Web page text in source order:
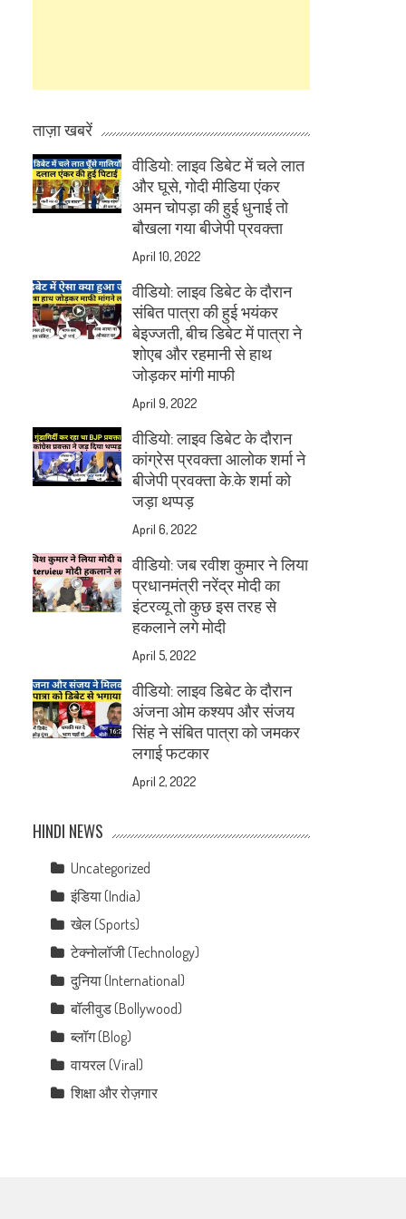
ताज़ा खबरें
वीडियो: लाइव डिबेट में चले लात
और घूसे, गोदी मीडिया एंकर
अमन चोपड़ा की हुई धुनाई तो
बौखला गया बीजेपी प्रवक्ता
April 10, 2022
वीडियो: लाइव डिबेट के दौरान
संबित पात्रा की हुई भयंकर
बेइज्जती, बीच डिबेट में पात्रा ने
शोएब और रहमानी से हाथ
जोड़कर मांगी माफी
April 9, 2022
वीडियो: लाइव डिबेट के दौरान
कांग्रेस प्रवक्ता आलोक शर्मा ने
बीजेपी प्रवक्ता के.के शर्मा को
जड़ा थप्पड़
April 6, 2022
वीडियो: जब रवीश कुमार ने लिया
प्रधानमंत्री नरेंद्र मोदी का
इंटरव्यू तो कुछ इस तरह से
हकलाने लगे मोदी
April 5, 2022
वीडियो: लाइव डिबेट के दौरान
अंजना ओम कश्यप और संजय
सिंह ने संबित पात्रा को जमकर
लगाई फटकार
April 2, 2022
HINDI NEWS
Uncategorized
इंडिया (India)
खेल (Sports)
टेक्नोलॉजी (Technology)
दुनिया (International)
बॉलीवुड (Bollywood)
ब्लॉग (Blog)
वायरल (Viral)
शिक्षा और रोज़गार